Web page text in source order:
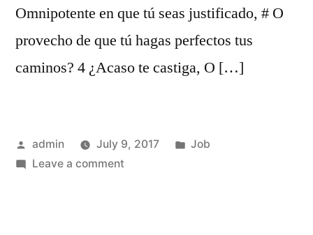
Omnipotente en que tú seas justificado, # O
provecho de que tú hagas perfectos tus
caminos? 4 ¿Acaso te castiga, O […]
Posted
by
admin July 9, 2017
Posted
Job
Leave a commenton